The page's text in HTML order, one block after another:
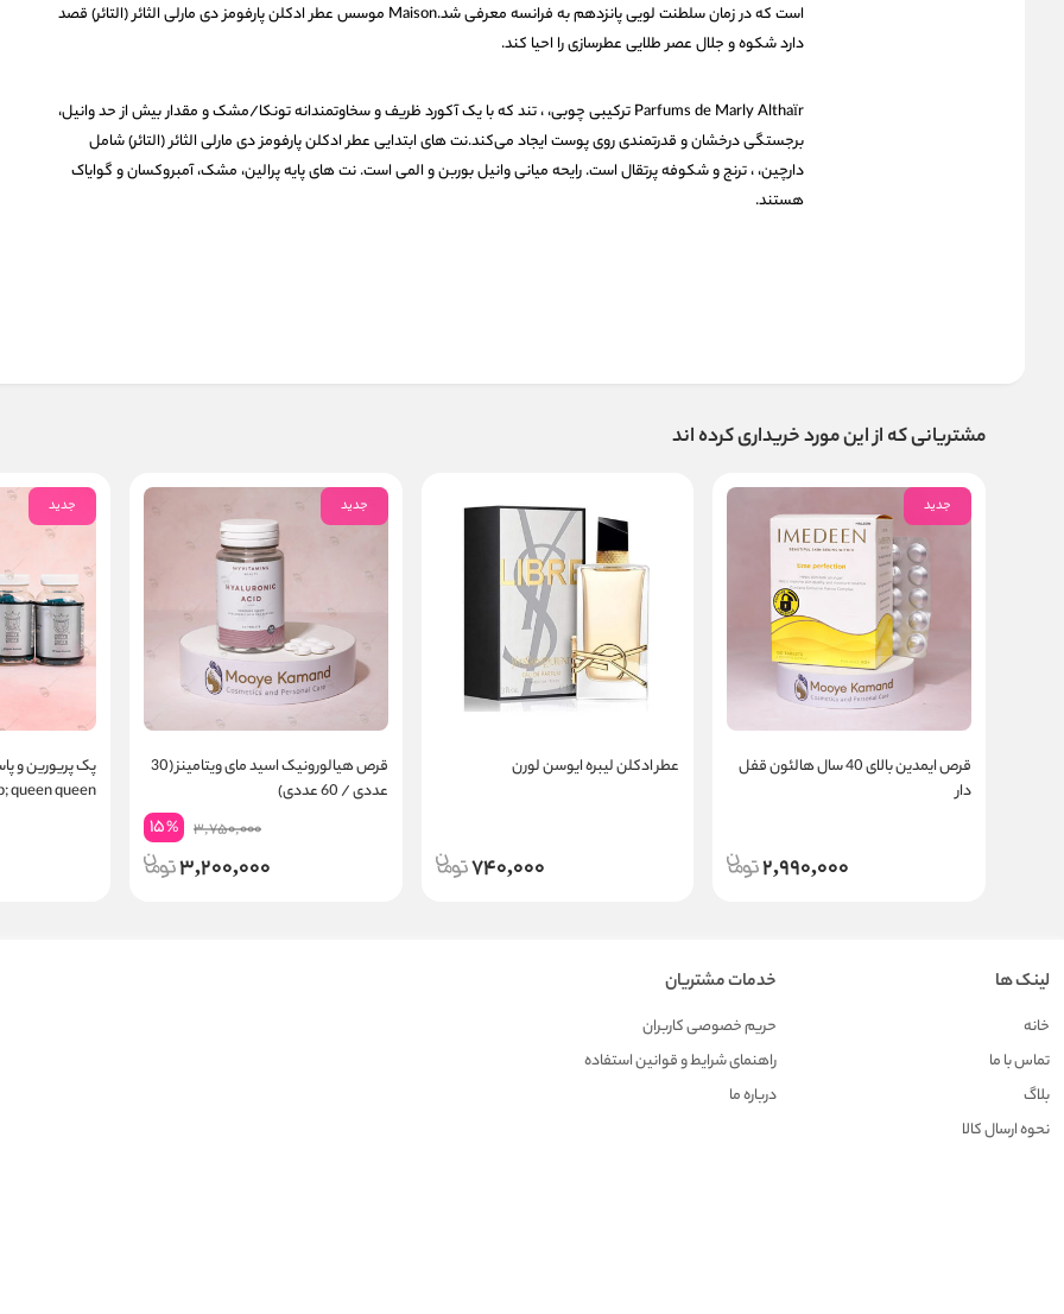
است که در زمان سلطنت لویی پانزدهم به فرانسه معرفی شد.Maison موسس عطر ادکلن پارفومز دی مارلی الثائر (التائر) قصد
دارد شکوه و جلال عصر طلایی عطرسازی را احیا کند.
Parfums de Marly Althaïr ترکیبی چوبی، ، تند که با یک آکورد ظریف و سخاوتمندانه تونکا/مشک و مقدار بیش از حد وانیل،
برجستگی درخشان و قدرتمندی روی پوست ایجاد می‌کند.نت های ابتدایی عطر ادکلن پارفومز دی مارلی الثائر (التائر) شامل
دارچین، ، ترنج و شکوفه پرتقال است. رایحه میانی وانیل بوربن و المی است. نت های پایه پرالین، مشک، آمبروکسان و گوایاک
هستند.
مشتریانی که از این مورد خریداری کرده اند
جدید
قرص ایمدین بالای 40 سال هالئون قفل
دار
2,990,000
عطر ادکلن لیبره ایوسن لورن
740,000
جدید
قرص هیالورونیک اسید مای ویتامینز (30
عددی / 60 عددی)
3,750,000
15%
3,200,000
جدید
پک پریورین و
queen queen
لینک ها
خانه
تماس با ما
بلاگ
نحوه ارسال کالا
خدمات مشتریان
حریم خصوصی کاربران
راهنمای شرایط و قوانین استفاده
درباره ما